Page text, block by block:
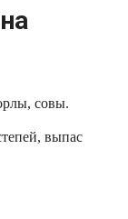
совы.
выпас